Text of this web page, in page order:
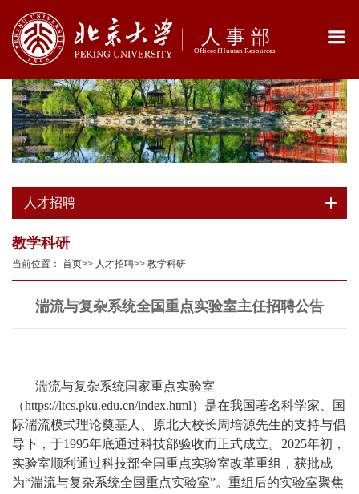
人才招聘
教学科研
当前位置： 首页>> 人才招聘>> 教学科研
湍流与复杂系统全国重点实验室主任招聘公告
湍流与复杂系统国家重点实验室
（https://ltcs.pku.edu.cn/index.html）是在我国著名科学家、国
际湍流模式理论奠基人、原北大校长周培源先生的支持与倡
导下，于1995年底通过科技部验收而正式成立。2025年初，
实验室顺利通过科技部全国重点实验室改革重组，获批成
为“湍流与复杂系统全国重点实验室”。重组后的实验室聚焦